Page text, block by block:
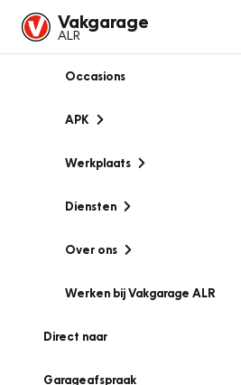
Vakgarage
ALR
Occasions
APK
Werkplaats
Diensten
Over ons
Werken bij Vakgarage ALR
Direct naar
Garageafspraak